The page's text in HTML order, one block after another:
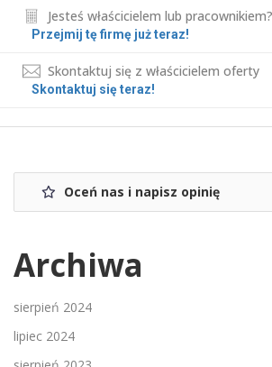
Jesteś właścicielem lub pracownikiem?
Przejmij tę firmę już teraz!
Skontaktuj się z właścicielem oferty
Skontaktuj się teraz!
Oceń nas i napisz opinię
Archiwa
sierpień 2024
lipiec 2024